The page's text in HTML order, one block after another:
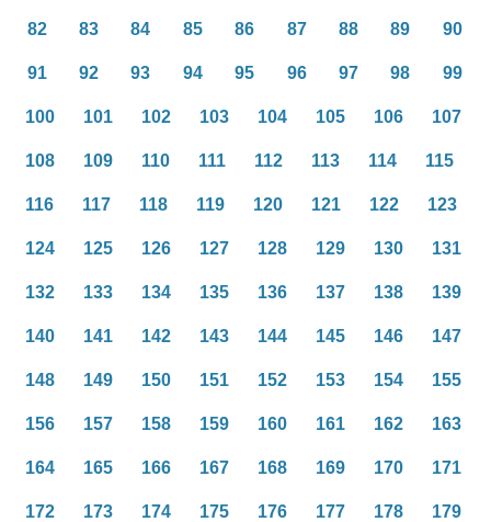
82 83 84 85 86 87 88 89 90
91 92 93 94 95 96 97 98 99
100 101 102 103 104 105 106 107
108 109 110 111 112 113 114 115
116 117 118 119 120 121 122 123
124 125 126 127 128 129 130 131
132 133 134 135 136 137 138 139
140 141 142 143 144 145 146 147
148 149 150 151 152 153 154 155
156 157 158 159 160 161 162 163
164 165 166 167 168 169 170 171
172 173 174 175 176 177 178 179